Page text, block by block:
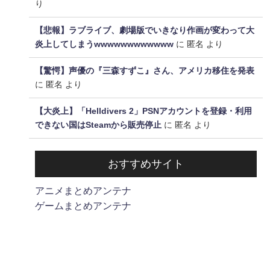
り
【悲報】ラブライブ、劇場版でいきなり作画が変わって大
炎上してしまうwwwwwwwwwwww に 匿名 より
【驚愕】声優の『三森すずこ』さん、アメリカ移住を発表
に 匿名 より
【大炎上】「Helldivers 2」PSNアカウントを登録・利用
できない国はSteamから販売停止 に 匿名 より
おすすめサイト
アニメまとめアンテナ
ゲームまとめアンテナ